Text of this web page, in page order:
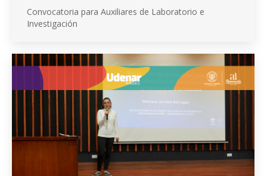
Convocatoria para Auxiliares de Laboratorio e
Investigación